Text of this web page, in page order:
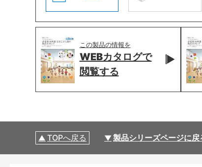
この製品の情報を
WEBカタログで
閲覧する
TOPへ戻る 製品シリーズページに戻